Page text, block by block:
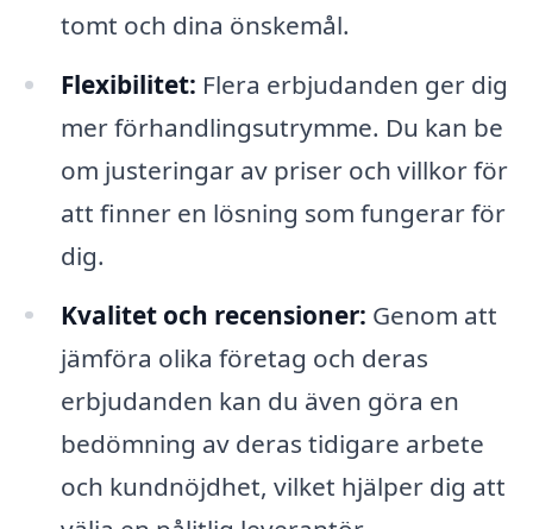
tomt och dina önskemål.
Flexibilitet: Flera erbjudanden ger dig
mer förhandlingsutrymme. Du kan be
om justeringar av priser och villkor för
att finner en lösning som fungerar för
dig.
Kvalitet och recensioner: Genom att
jämföra olika företag och deras
erbjudanden kan du även göra en
bedömning av deras tidigare arbete
och kundnöjdhet, vilket hjälper dig att